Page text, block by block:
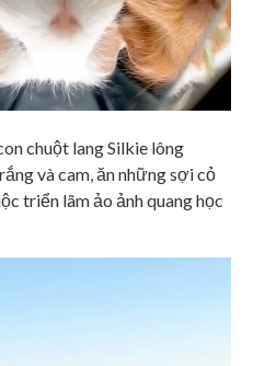
chuột lang Silkie lông
và cam, ăn những sợi cỏ
triển lãm ảo ảnh quang học